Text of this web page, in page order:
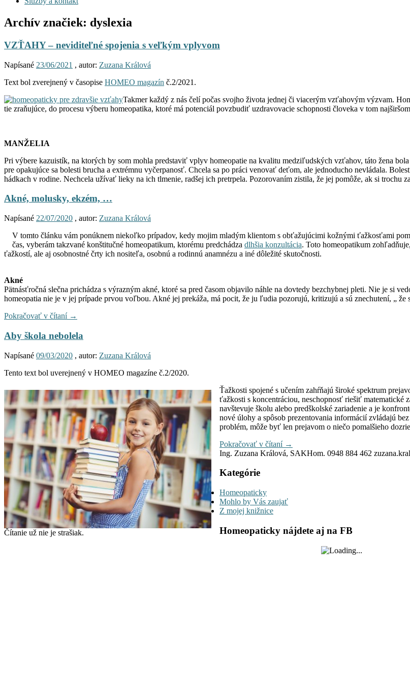
Archív značiek: dyslexia
VZŤAHY – neviditeľné spojenia s veľkým vplyvom
Napísané 23/06/2021 , autor: Zuzana Králová
Text bol zverejnený v časopise HOMEO magazín č.2/2021.
Takmer každý z nás čelí počas svojho života jednej či viacerým vzťahovým výzvam.
tie zraňujúce, do procesu výberu homeopatika, ktoré má potenciál povzbudiť uzdravovacie schopnosti človeka v tom
MANŽELIA
Pri výbere kazuistík, na ktorých by som mohla predstaviť vplyv homeopatie na kvalitu medziľudských vzťahov, táto žena
pre opakujúce sa bolesti brucha a extrémnu vyčerpanosť. Chcela sa po práci venovať deťom, ale jednoducho nevládala.
hádkach v rodine. Nechcela užívať lieky na ich tlmenie, radšej ich pretrpela. Pozorovaním zistila, že jej pomôže, ak si trochu
Akné, molusky, ekzém, …
Napísané 22/07/2020 , autor: Zuzana Králová
V tomto článku vám ponúknem niekoľko prípadov, kedy mojim mladým klientom s obťažujúcimi kožnými ťažkosťami
čas, vyberám takzvané konštitučné homeopatikum, ktorému predchádza dlhšia konzultácia. Toto homeopatikum
ťažkostí, ale aj osobnostné črty ich nositeľa, osobnú a rodinnú anamnézu a iné dôležité skutočnosti.
Akné
Pätnásťročná slečna prichádza s výrazným akné, ktoré sa pred časom objavilo náhle na dovtedy bezchybnej pleti. Nie je si
homeopatia nie je v jej prípade prvou voľbou. Akné jej prekáža, má pocit, že ju ľudia pozorujú, kritizujú a sú znechutení, „ že
Pokračovať v čítaní →
Aby škola nebolela
Napísané 09/03/2020 , autor: Zuzana Králová
Tento text bol uverejnený v HOMEO magazíne č.2/2020.
Čítanie už nie je strašiak.
Ťažkosti spojené s učením zahŕňajú široké spektrum
ťažkosti s koncentráciou, neschopnosť riešiť matematické
navštevuje školu alebo predškolské zariadenie a je
nové úlohy a spôsob prezentovania informácií zvládajú
problém, môže byť len prejavom o niečo pomalšieho
Pokračovať v čítaní →
Ing. Zuzana Králová, SAKHom. 0948 884 462
Kategórie
Homeopaticky
Mohlo by Vás zaujať
Z mojej knižnice
Homeopaticky nájdete aj na FB